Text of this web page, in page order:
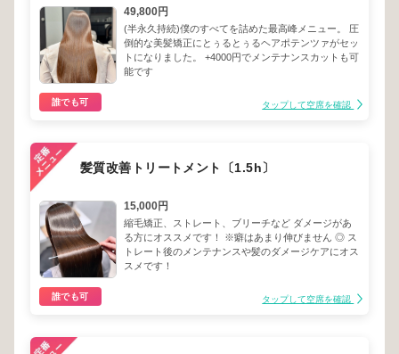
49,800円
(半永久持続)僕のすべてを詰めた最高峰メニュー。 圧
倒的な美髪矯正にとぅるとぅるヘアポテンツァがセッ
トになりました。 +4000円でメンテナンスカットも可
能です
誰でも可 タップして空席を確認
髪質改善トリートメント〔1.5h〕
15,000円
縮毛矯正、ストレート、ブリーチなど ダメージがあ
る方にオススメです！ ※癖はあまり伸びません ◎ ス
トレート後のメンテナンスや髪のダメージケアにオス
スメです！
誰でも可 タップして空席を確認